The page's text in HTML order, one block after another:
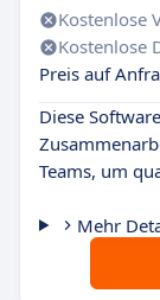
Kostenlose
Kostenlose
Preis auf
Diese
Teams, um
Mehr